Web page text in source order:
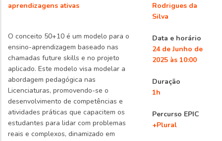
aprendizagens ativas
O conceito 50+10 é um modelo para o
ensino-aprendizagem baseado nas
chamadas future skills e no projeto
aplicado. Este modelo visa modelar a
abordagem pedagógica nas
Licenciaturas, promovendo-se o
desenvolvimento de competências e
atividades práticas que capacitem os
estudantes para lidar com problemas
reais e complexos, dinamizado em
Rodrigues da
Silva
Data e horário
24 de Junho de
2025 às 10:00
Duração
1h
Percurso EPIC
+Plural